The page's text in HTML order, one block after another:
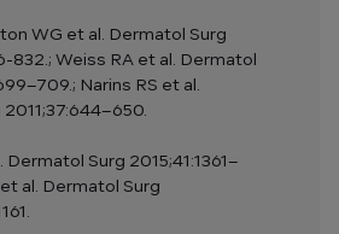
WG et al. Dermatol Surg
832.; Weiss RA et al. Dermatol
Narins RS et al.
Dermatol Surg 2015;41:1361–
et al. Dermatol Surg